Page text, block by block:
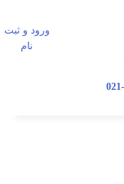
ورود و ثبت
نام
ورود / ثبت